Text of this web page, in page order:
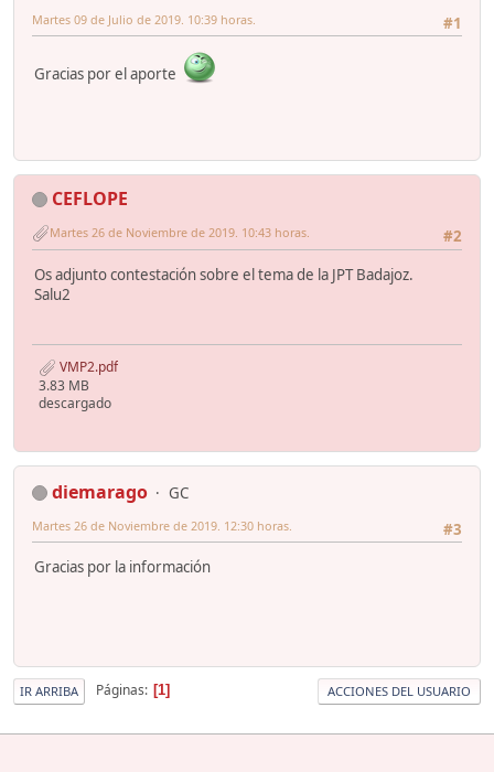
#1
Martes 09 de Julio de 2019. 10:39 horas.
Gracias por el aporte
CEFLOPE
#2
Martes 26 de Noviembre de 2019. 10:43 horas.
Os adjunto contestación sobre el tema de la JPT Badajoz.
Salu2
VMP2.pdf
3.83 MB
descargado
diemarago
GC
#3
Martes 26 de Noviembre de 2019. 12:30 horas.
Gracias por la información
IR ARRIBA Páginas 1 ACCIONES DEL USUARIO